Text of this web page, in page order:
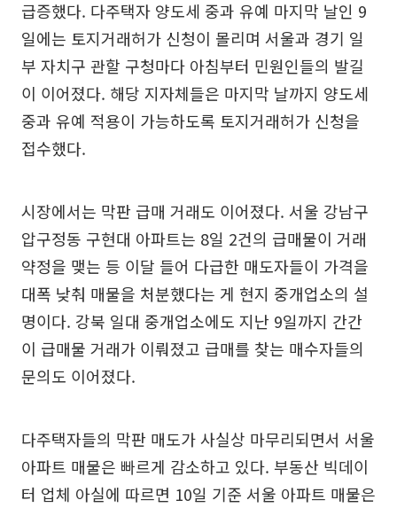
급증했다. 다주택자 양도세 중과 유예 마지막 날인 9
일에는 토지거래허가 신청이 몰리며 서울과 경기 일
부 자치구 관할 구청마다 아침부터 민원인들의 발길
이 이어졌다. 해당 지자체들은 마지막 날까지 양도세
중과 유예 적용이 가능하도록 토지거래허가 신청을
접수했다.
시장에서는 막판 급매 거래도 이어졌다. 서울 강남구
압구정동 구현대 아파트는 8일 2건의 급매물이 거래
약정을 맺는 등 이달 들어 다급한 매도자들이 가격을
대폭 낮춰 매물을 처분했다는 게 현지 중개업소의 설
명이다. 강북 일대 중개업소에도 지난 9일까지 간간
이 급매물 거래가 이뤄졌고 급매를 찾는 매수자들의
문의도 이어졌다.
다주택자들의 막판 매도가 사실상 마무리되면서 서울
아파트 매물은 빠르게 감소하고 있다. 부동산 빅데이
터 업체 아실에 따르면 10일 기준 서울 아파트 매물은